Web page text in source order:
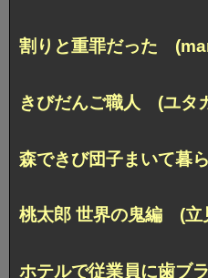
割りと重罪だった
きびだんご職人 (ユタ
森できび団子まいて暮
桃太郎 世界の鬼編 (立
ホテルで従業員に歯ブ